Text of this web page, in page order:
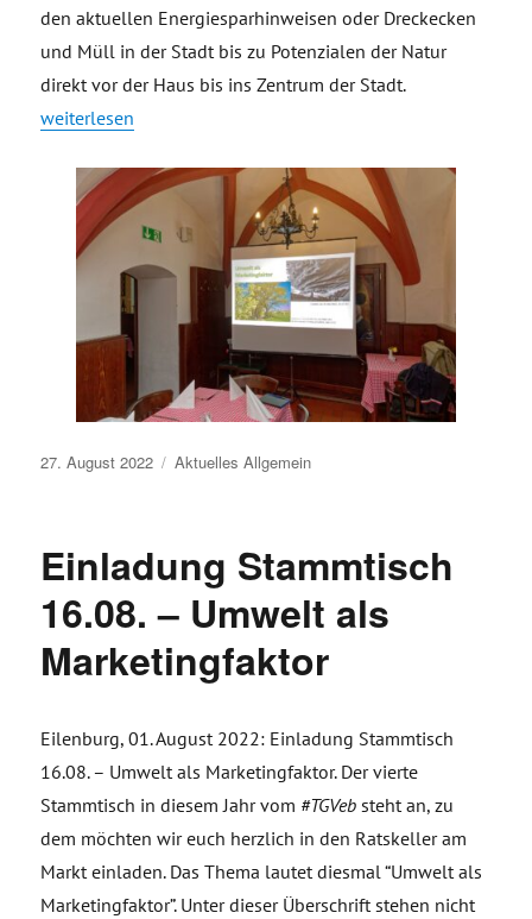
den aktuellen Energiesparhinweisen oder Dreckecken
und Müll in der Stadt bis zu Potenzialen der Natur
direkt vor der Haus bis ins Zentrum der Stadt.
„#TGVeb-Stammtisch im Ratskeller zum Thema Umwelt als
weiterlesen
Veröffentlicht
27. August 2022 Aktuelles Allgemein
Einladung Stammtisch
16.08. – Umwelt als
Marketingfaktor
Eilenburg, 01. August 2022: Einladung Stammtisch
16.08. – Umwelt als Marketingfaktor. Der vierte
Stammtisch in diesem Jahr vom #TGVeb steht an, zu
dem möchten wir euch herzlich in den Ratskeller am
Markt einladen. Das Thema lautet diesmal “Umwelt als
Marketingfaktor”. Unter dieser Überschrift stehen nicht